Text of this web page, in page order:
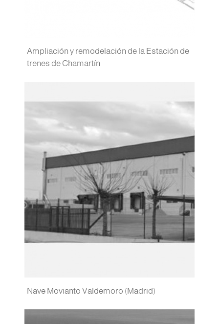
Ampliación y remodelación de la Estación de
trenes de Chamartín
Nave Movianto Valdemoro (Madrid)